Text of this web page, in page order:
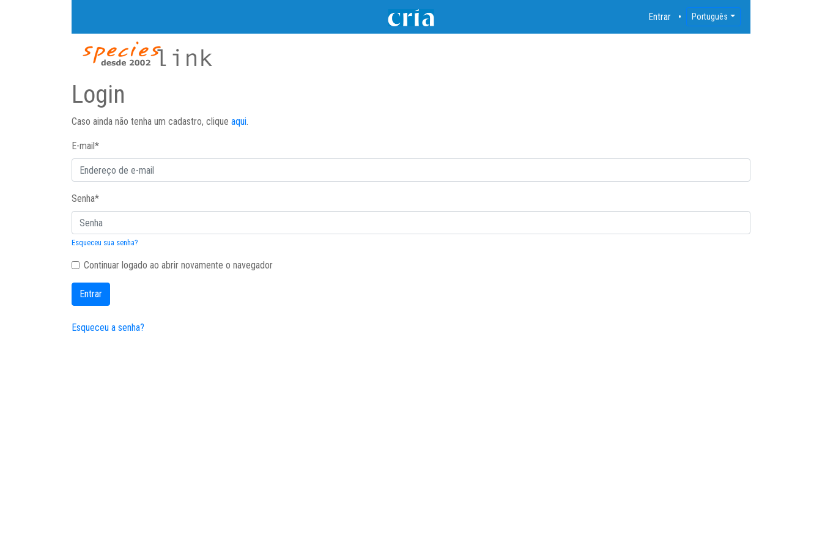
Entrar Português
Login
Caso ainda não tenha um cadastro, clique aqui.
E-mail*
Senha*
Esqueceu sua senha?
Continuar logado ao abrir novamente o navegador
Entrar
Esqueceu a senha?